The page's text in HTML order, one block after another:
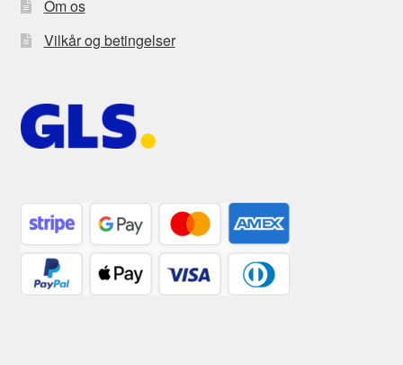
Om os
Vilkår og betingelser